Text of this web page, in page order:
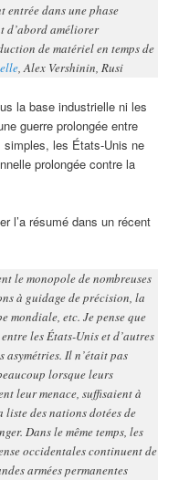
entrée dans une phase
d’abord améliorer
de matériel en temps de
, Alex Vershinin, Rusi
la base industrielle ni les
guerre prolongée entre
les États-Unis ne
prolongée contre la
l’a résumé dans un récent
le monopole de nombreuses
à guidage de précision, la
mondiale, etc. Je pense que
les États-Unis et d’autres
Il n’était pas
lorsque leurs
leur menace, suffisaient à
des nations dotées de
Dans le même temps, les
occidentales continuent de
armées permanentes